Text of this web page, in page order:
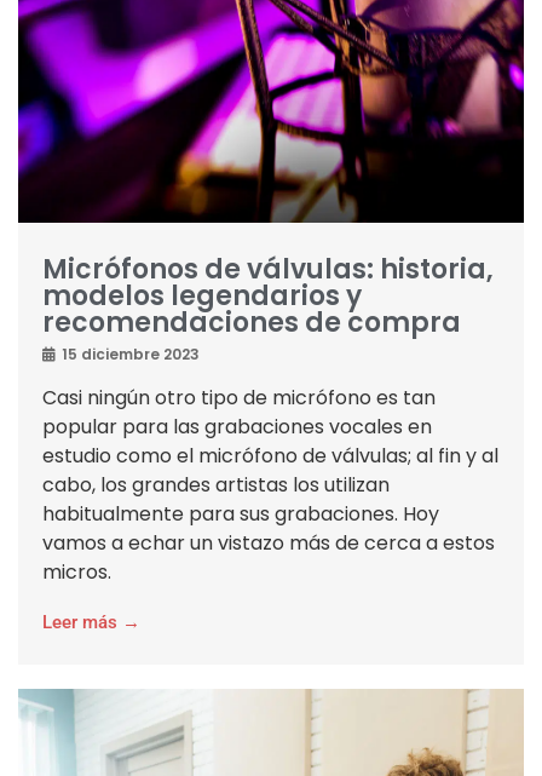
Micrófonos de válvulas: historia,
modelos legendarios y
recomendaciones de compra
15 diciembre 2023
Casi ningún otro tipo de micrófono es tan
popular para las grabaciones vocales en
estudio como el micrófono de válvulas; al fin y al
cabo, los grandes artistas los utilizan
habitualmente para sus grabaciones. Hoy
vamos a echar un vistazo más de cerca a estos
micros.
Leer más →